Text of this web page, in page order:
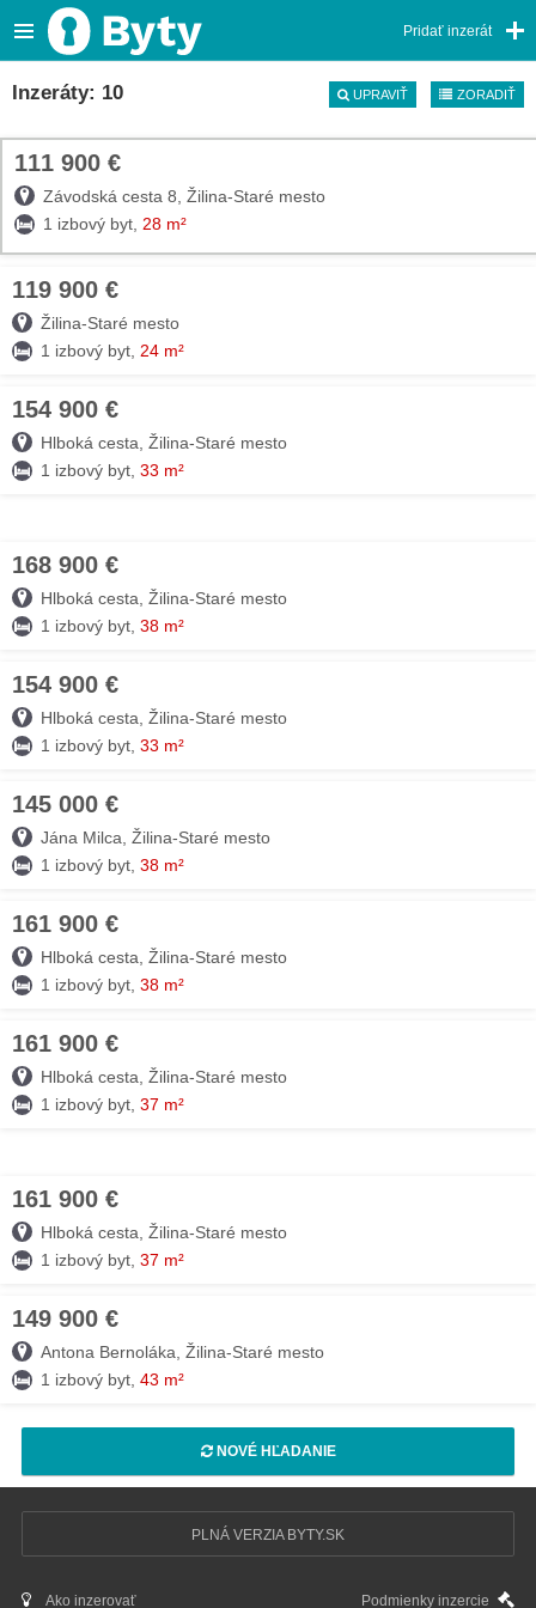
Pridať inzerát
Inzeráty: 10 UPRAVIŤ ZORADIŤ
TOP
111 900 €
Závodská cesta 8, Žilina-Staré mesto
1 izbový byt, 28 m²
119 900 €
Žilina-Staré mesto
1 izbový byt, 24 m²
154 900 €
Hlboká cesta, Žilina-Staré mesto
1 izbový byt, 33 m²
168 900 €
Hlboká cesta, Žilina-Staré mesto
1 izbový byt, 38 m²
154 900 €
Hlboká cesta, Žilina-Staré mesto
1 izbový byt, 33 m²
145 000 €
Jána Milca, Žilina-Staré mesto
1 izbový byt, 38 m²
161 900 €
Hlboká cesta, Žilina-Staré mesto
1 izbový byt, 38 m²
161 900 €
Hlboká cesta, Žilina-Staré mesto
1 izbový byt, 37 m²
161 900 €
Hlboká cesta, Žilina-Staré mesto
1 izbový byt, 37 m²
149 900 €
Antona Bernoláka, Žilina-Staré mesto
1 izbový byt, 43 m²
NOVÉ HĽADANIE
PLNÁ VERZIA BYTY.SK
Ako inzerovať Podmienky inzercie